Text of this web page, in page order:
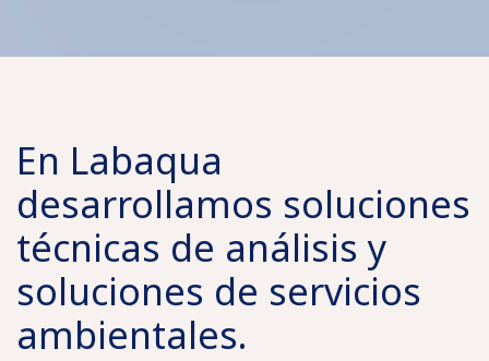
En Labaqua
desarrollamos soluciones
técnicas de análisis y
soluciones de servicios
ambientales.